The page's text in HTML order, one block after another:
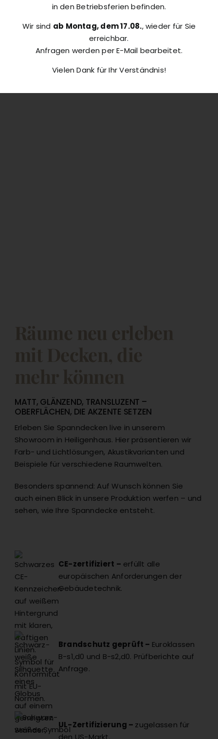
• Langlebig –10 Jahre Garantie auf
MATT, GLÄNZEND, TRANSLUZENT –
OBERFLÄCHEN, DIE AKZENTE SETZEN
Erleben Sie Spanndecken live in unserem
Showroom in Heiligenhaus. Hier präsentieren wir
Farb- und Lichtlösungen, Akustikvarianten und
Beispiele für verschiedene Raumwelten.
Besonders spannend: Auf Wunsch können Sie
auch einen Blick in unsere Produktion werfen – und
sehen, wie Ihre Spanndecke entsteht.
CE-zertifiziert – erfüllt alle
europäischen Anforderungen der
Gebäudetechnik.
Brandschutz geprüft – Euroklassen
B-s1,d0 und B-s2,d0. Prüfberichte auf
Anfrage.
UL-Zertifizierung – zugelassen für
den US-Markt.
in den Betriebsferien befinden.
Wir sind ab Montag, dem 17.08., wieder für Sie
erreichbar.
Anfragen werden per E-Mail bearbeitet.
Vielen Dank für Ihr Verständnis!